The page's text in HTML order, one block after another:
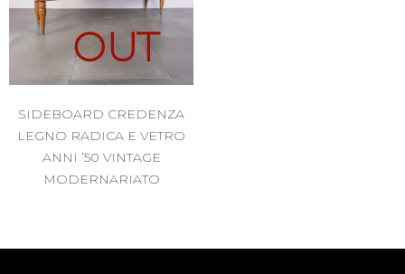
OUT
SIDEBOARD CREDENZA
LEGNO RADICA E VETRO
ANNI ’50 VINTAGE
MODERNARIATO